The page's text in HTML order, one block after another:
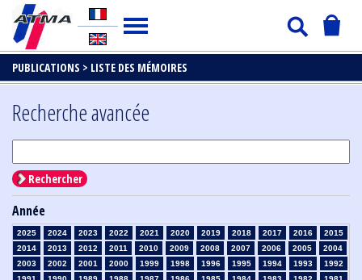
PUBLICATIONS > LISTE DES MÉMOIRES
Recherche avancée
Rechercher
Année
2025 2024 2023 2022 2021 2020 2019 2018 2017 2016
2015
2014
2013 2012 2011 2010 2009 2008 2007 2006 2005
2004
2003
2002 2001 2000 1999 1998 1996 1995 1994 1993
1992